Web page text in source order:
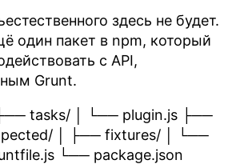
здесь не будет.
один пакет в npm, который
с API,
Grunt.
tasks/ │ └── plugin.js ├──
│ ├── fixtures/ │ └──
└── package.json